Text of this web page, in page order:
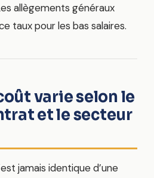
allègements généraux
taux pour les bas salaires.
varie selon le
et le secteur
jamais identique d’une